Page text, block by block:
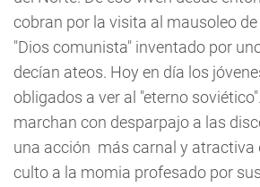
cobran por la visita al mausoleo de
"Dios comunista" inventado por
decían ateos. Hoy en día los
obligados a ver al "eterno
marchan con desparpajo a las
una acción más carnal y atractiva
culto a la momia profesado por